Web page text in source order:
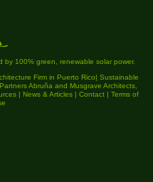
by 100% green, renewable solar power.
Firm in Puerto Rico| Sustainable
Abruña and Musgrave Architects,
| News & Articles| Contact| Terms of